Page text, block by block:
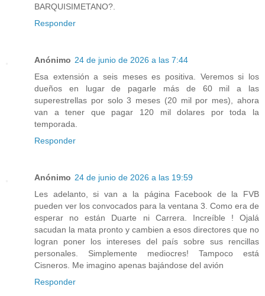
BARQUISIMETANO?.
Responder
Anónimo 24 de junio de 2026 a las 7:44
Esa extensión a seis meses es positiva. Veremos si los
dueños en lugar de pagarle más de 60 mil a las
superestrellas por solo 3 meses (20 mil por mes), ahora
van a tener que pagar 120 mil dolares por toda la
temporada.
Responder
Anónimo 24 de junio de 2026 a las 19:59
Les adelanto, si van a la página Facebook de la FVB
pueden ver los convocados para la ventana 3. Como era de
esperar no están Duarte ni Carrera. Increíble ! Ojalá
sacudan la mata pronto y cambien a esos directores que no
logran poner los intereses del país sobre sus rencillas
personales. Simplemente mediocres! Tampoco está
Cisneros. Me imagino apenas bajándose del avión
Responder